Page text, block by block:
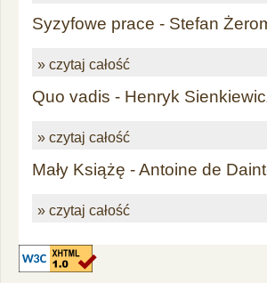
Syzyfowe prace - Stefan
» czytaj całość
Quo vadis - Henryk
» czytaj całość
Mały Książę - Antoine de
» czytaj całość